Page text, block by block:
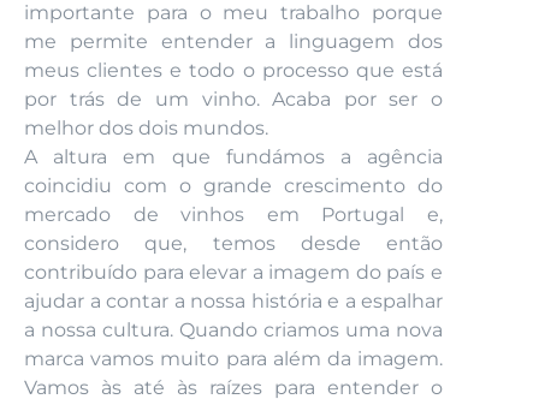
importante para o meu trabalho porque
me permite entender a linguagem dos
meus clientes e todo o processo que está
por trás de um vinho. Acaba por ser o
melhor dos dois mundos.
A altura em que fundámos a agência
coincidiu com o grande crescimento do
mercado de vinhos em Portugal e,
considero que, temos desde então
contribuído para elevar a imagem do país e
ajudar a contar a nossa história e a espalhar
a nossa cultura. Quando criamos uma nova
marca vamos muito para além da imagem.
Vamos às até às raízes para entender o